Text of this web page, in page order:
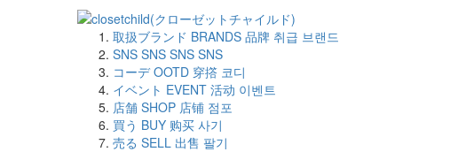
取扱ブランド BRANDS 品牌 취급 브랜드
SNS SNS SNS SNS
コーデ OOTD 穿撘 코디
イベント EVENT 活动 이벤트
店舗 SHOP 店铺 점포
買う BUY 购买 사기
売る SELL 出售 팔기